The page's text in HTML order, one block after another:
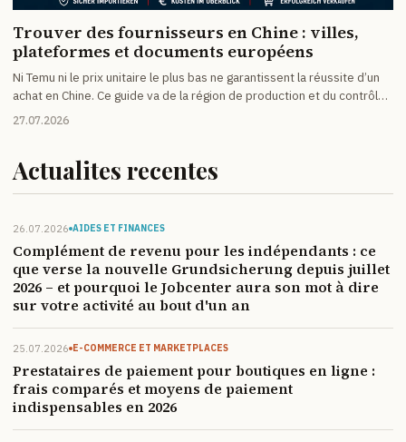
Trouver des fournisseurs en Chine : villes,
plateformes et documents européens
Ni Temu ni le prix unitaire le plus bas ne garantissent la réussite d’un
achat en Chine. Ce guide va de la région de production et du contrôle
du fournisseur jusqu’aux documents requis pour vendre en Allemagne
27.07.2026
Actualites recentes
26.07.2026 AIDES ET FINANCES
Complément de revenu pour les indépendants : ce
que verse la nouvelle Grundsicherung depuis juillet
2026 – et pourquoi le Jobcenter aura son mot à dire
sur votre activité au bout d'un an
25.07.2026 E-COMMERCE ET MARKETPLACES
Prestataires de paiement pour boutiques en ligne :
frais comparés et moyens de paiement
indispensables en 2026